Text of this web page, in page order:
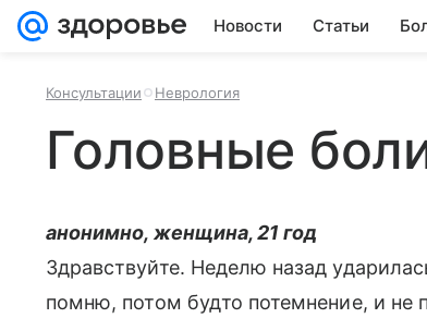
Новости Статьи
Консультации Неврология
Головные
анонимно, женщина, 21 год
Здравствуйте. Неделю назад
помню, потом будто потемнение, и не